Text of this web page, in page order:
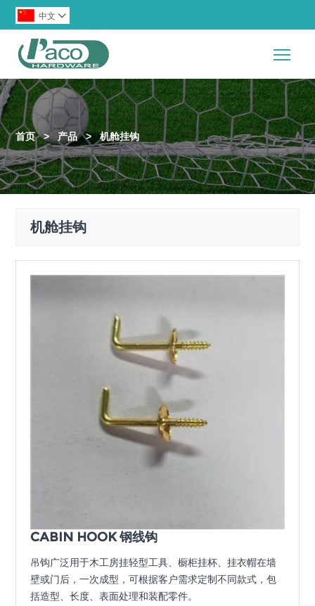
中文 
首页 > 产品 > 机舱挂钩
机舱挂钩
CABIN HOOK 钢线钩
吊钩广泛用于木工房挂轻型工具、橱柜挂杯、挂衣帽在墙
壁或门后，一次成型，可根据客户需求定制不同款式，包
括造型、长度、表面处理和装配零件。